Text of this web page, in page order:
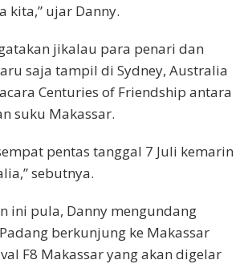
kita,” ujar Danny.
jikalau para penari dan
saja tampil di Sydney, Australia
Centuries of Friendship antara
suku Makassar.
pentas tanggal 7 Juli kemarin
sebutnya.
ini pula, Danny mengundang
berkunjung ke Makassar
F8 Makassar yang akan digelar